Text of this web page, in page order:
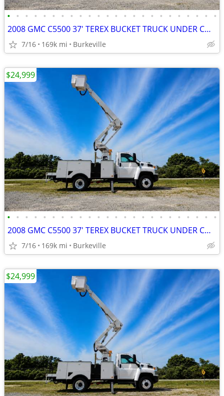
• • • • • • • • • • • • • • • • • • • • • • • •
2008 GMC C5500 37' TEREX BUCKET TRUCK UNDER CDL 6.6 DURAMAX
7/16 169k mi Burkeville
• • • • • • • • • • • • • • • • • • • • • • • •
2008 GMC C5500 37' TEREX BUCKET TRUCK UNDER CDL 6.6 DURAMAX
7/16 169k mi Burkeville
$24,999
$24,999